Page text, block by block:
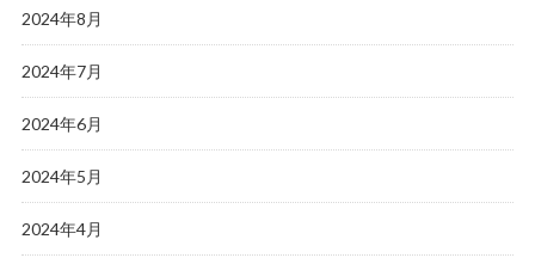
2024年8月
2024年7月
2024年6月
2024年5月
2024年4月